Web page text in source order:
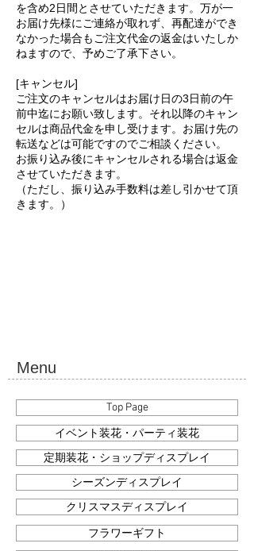
を含め2日間とさせていただきます。万が一
お届け先様にご連絡が取れず、再配達ができ
なかった場合もご注文代金の返金はいたしか
ねますので、予めご了承下さい。
[キャンセル]
ご注文のキャンセルはお届け日の3日前の午
前中迄にお願い致します。それ以降のキャン
セルは商品代金を申し受けます。お届け先の
転送などは可能ですのでご相談ください。
お振り込み後にキャンセルされる場合は返金
させていただきます。
（ただし、振り込み手数料は差し引かせて頂
きます。）
Menu
Top Page
イベント装花・パーティ装花
定期装花・ショップディスプレイ
シーズンディスプレイ
クリスマスディスプレイ
フラワーギフト